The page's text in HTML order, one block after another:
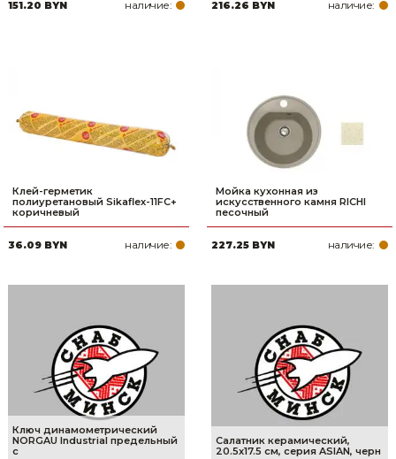
151.20 BYN наличие: 216.26 BYN наличие:
Клей-герметик
полиуретановый Sikaflex-11FC+
коричневый
36.09 BYN наличие:
Мойка кухонная из
искусственного камня RICHI
песочный
227.25 BYN наличие:
Ключ динамометрический
NORGAU Industrial предельный
с
Салатник керамический,
20.5х17.5 см, серия ASIAN, черн